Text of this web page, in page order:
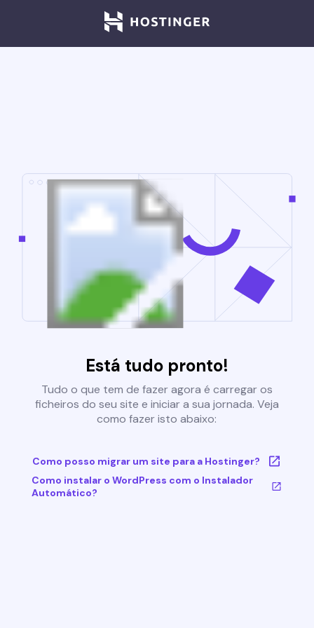
Está tudo pronto!
Tudo o que tem de fazer agora é carregar os
ficheiros do seu site e iniciar a sua jornada. Veja
como fazer isto abaixo:
Como posso migrar um site para a Hostinger?
Como instalar o WordPress com o Instalador
Automático?